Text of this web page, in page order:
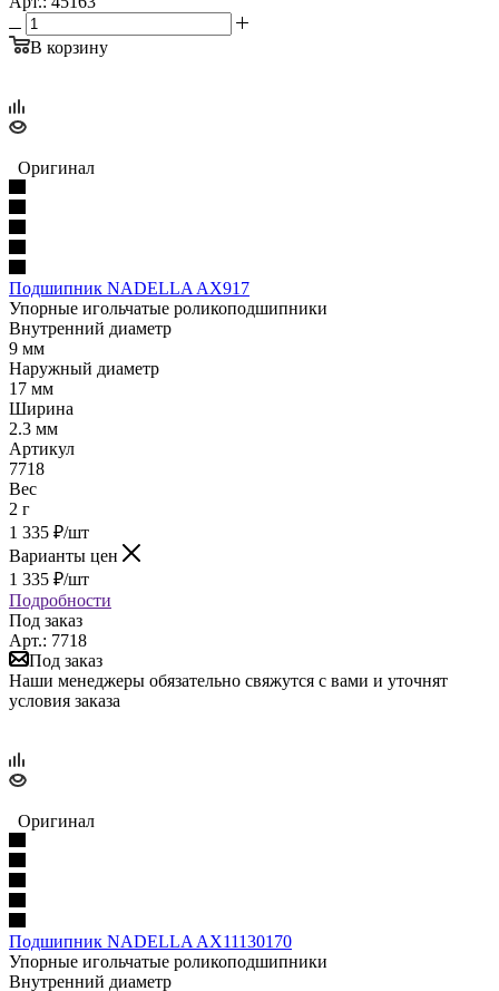
В корзину
Оригинал
Подшипник NADELLA AX917
Упорные игольчатые роликоподшипники
Внутренний диаметр
9 мм
Наружный диаметр
17 мм
Ширина
2.3 мм
Артикул
7718
Вес
2 г
1 335 ₽/шт
Варианты цен
1 335 ₽/шт
Подробности
Под заказ
Арт.: 7718
Под заказ
Наши менеджеры обязательно свяжутся с вами и уточнят
условия заказа
Оригинал
Подшипник NADELLA AX11130170
Упорные игольчатые роликоподшипники
Внутренний диаметр